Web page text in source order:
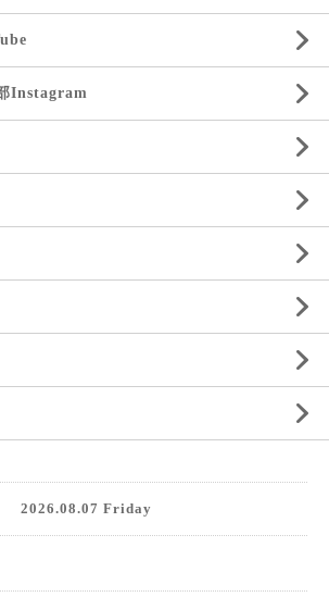
Instagram
2026.08.07 Friday